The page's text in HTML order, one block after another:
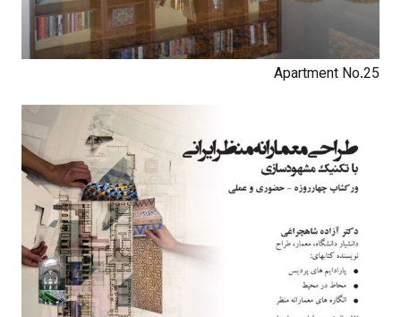
Apartment No.25